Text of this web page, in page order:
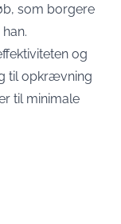
som borgere
og
til opkrævning
til minimale